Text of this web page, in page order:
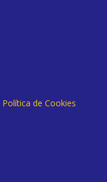
Política de Cookies